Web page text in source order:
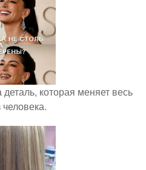
которая меняет весь